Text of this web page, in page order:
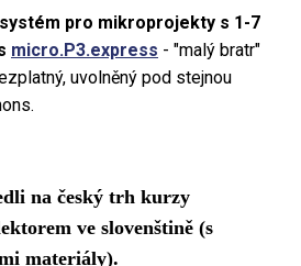
pro mikroprojekty s 1-7
micro.P3.express - "malý bratr"
uvolněný pod stejnou
na český trh kurzy
ve slovenštině (s
materiály).